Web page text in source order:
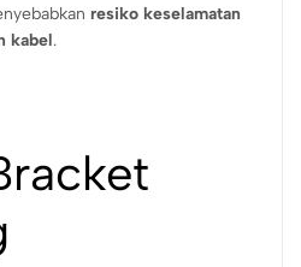
resiko keselamatan
kabel.